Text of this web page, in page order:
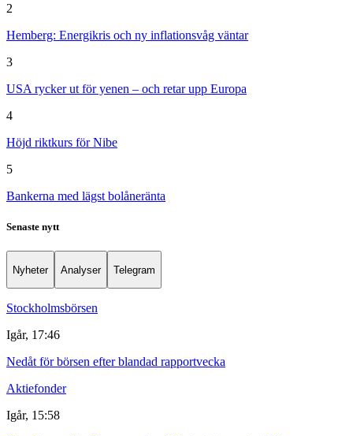
2
Hemberg: Energikris och ny inflationsvåg väntar
3
USA rycker ut för yenen – och retar upp Europa
4
Höjd riktkurs för Nibe
5
Bankerna med lägst bolåneränta
Senaste nytt
Nyheter Analyser Telegram
Stockholmsbörsen
Igår, 17:46
Nedåt för börsen efter blandad rapportvecka
Aktiefonder
Igår, 15:58